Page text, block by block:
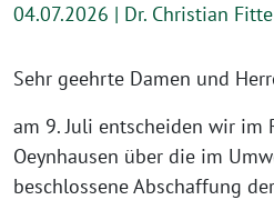
04.07.2026 | Dr. Christian Fitte
Sehr geehrte Damen und
am 9. Juli entscheiden wir im
Oeynhausen über die im
beschlossene Abschaffung